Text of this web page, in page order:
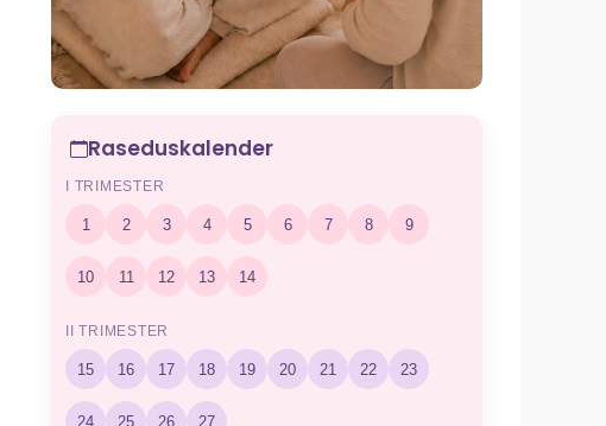
Raseduskalender
I TRIMESTER
1 2 3 4 5 6 7 8 9
10 11 12 13 14
II TRIMESTER
15 16 17 18 19 20 21 22 23
24 25 26 27